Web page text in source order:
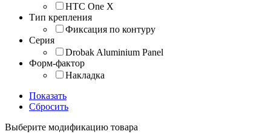
HTC One X
Тип крепления
Фиксация по контуру
Серия
Drobak Aluminium Panel
Форм-фактор
Накладка
Показать
Сбросить
Выберите модификацию товара